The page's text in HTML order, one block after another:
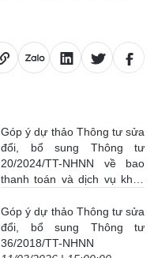
Góp ý dự thảo Thông tư sửa
đổi, bổ sung Thông tư
20/2024/TT-NHNN về bao
thanh toán và dịch vụ khác
toán 13/03/2026 | 16:00:00
Góp ý dự thảo Thông tư sửa
đổi, bổ sung Thông tư
36/2018/TT-NHNN